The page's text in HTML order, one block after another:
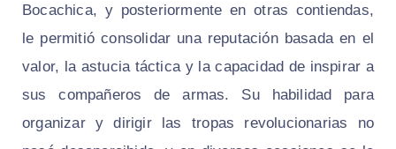
Bocachica, y posteriormente en otras contiendas,
le permitió consolidar una reputación basada en el
valor, la astucia táctica y la capacidad de inspirar a
sus compañeros de armas. Su habilidad para
organizar y dirigir las tropas revolucionarias no